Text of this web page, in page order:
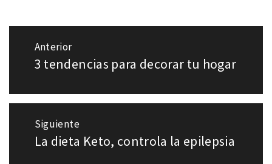
Navegación
Anterior
Entrada
3 tendencias para decorar tu hogar
Siguiente
Entrada
La dieta Keto, controla la epilepsia